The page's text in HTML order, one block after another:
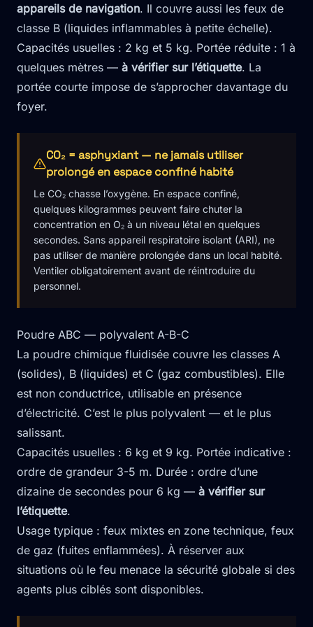
appareils de navigation. Il couvre aussi les feux de
classe B (liquides inflammables à petite échelle).
Capacités usuelles : 2 kg et 5 kg. Portée réduite : 1 à
quelques mètres — à vérifier sur l’étiquette. La
portée courte impose de s’approcher davantage du
foyer.
CO₂ = asphyxiant — ne jamais utiliser
prolongé en espace confiné habité
Le CO₂ chasse l’oxygène. En espace confiné,
quelques kilogrammes peuvent faire chuter la
concentration en O₂ à un niveau létal en quelques
secondes. Sans appareil respiratoire isolant (ARI), ne
pas utiliser de manière prolongée dans un local habité.
Ventiler obligatoirement avant de réintroduire du
personnel.
Poudre ABC — polyvalent A-B-C
La poudre chimique fluidisée couvre les classes A
(solides), B (liquides) et C (gaz combustibles). Elle
est non conductrice, utilisable en présence
d’électricité. C’est le plus polyvalent — et le plus
salissant.
Capacités usuelles : 6 kg et 9 kg. Portée indicative :
ordre de grandeur 3-5 m. Durée : ordre d’une
dizaine de secondes pour 6 kg — à vérifier sur
l’étiquette.
Usage typique : feux mixtes en zone technique, feux
de gaz (fuites enflammées). À réserver aux
situations où le feu menace la sécurité globale si des
agents plus ciblés sont disponibles.